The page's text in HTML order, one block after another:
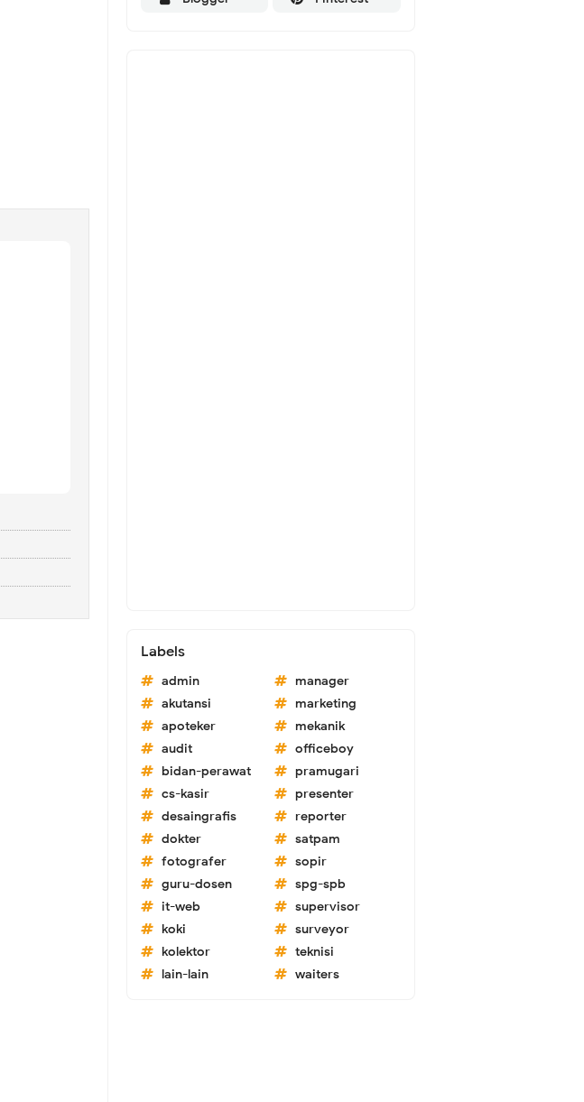
Labels
admin
akutansi
apoteker
audit
bidan-perawat
cs-kasir
desaingrafis
dokter
fotografer
guru-dosen
it-web
koki
kolektor
lain-lain
manager
marketing
mekanik
officeboy
pramugari
presenter
reporter
satpam
sopir
spg-spb
supervisor
surveyor
teknisi
waiters